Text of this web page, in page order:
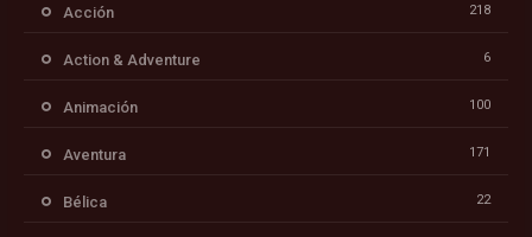
Acción 218
Action & Adventure 6
Animación 100
Aventura 171
Bélica 22